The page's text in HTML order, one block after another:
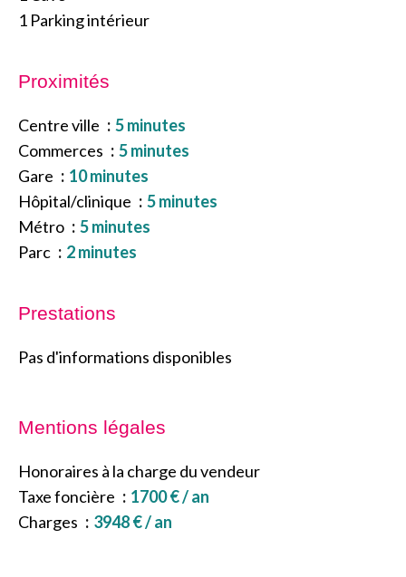
1 Parking intérieur
Proximités
Centre ville
5 minutes
Commerces
5 minutes
Gare
10 minutes
Hôpital/clinique
5 minutes
Métro
5 minutes
Parc
2 minutes
Prestations
Pas d'informations disponibles
Mentions légales
Honoraires à la charge du vendeur
Taxe foncière
1700 € / an
Charges
3948 € / an